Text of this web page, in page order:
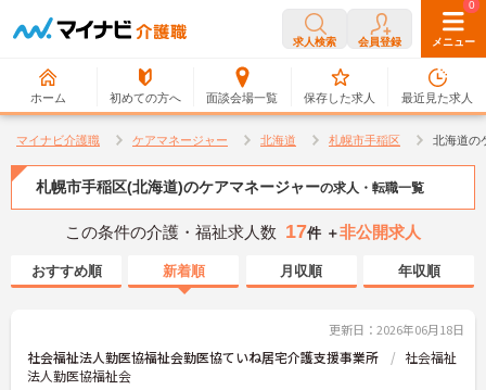
求人検索 会員登録 メニュー
ホーム 初めての方へ 面談会場一覧
0
保存した求人
0
最近見た求人
マイナビ介護職 ケアマネージャー 北海道 札幌市手稲区 北海道の
札幌市手稲区(北海道)のケアマネージャーの求人・転職一覧
この条件の介護・福祉求人数 17件 ＋非公開求人
おすすめ順 新着順 月収順 年収順
更新日：2026年06月18日
社会福祉法人勤医協福祉会勤医協ていね居宅介護支援事業所
社会福祉
法人勤医協福祉会